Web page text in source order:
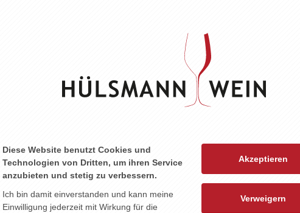
ZU DIESEM PRODUKT PASST ...
Diese Website benutzt Cookies und
Technologien von Dritten, um ihren Service
anzubieten und stetig zu verbessern.
Ich bin damit einverstanden und kann meine
Einwilligung jederzeit mit Wirkung für die
Akzeptieren
Verweigern